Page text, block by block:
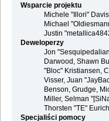
Wsparcie projektu
Michele "Illori"
Michael
Justin
Deweloperzy
Jon
Darwood, Shawn
"Bloc" Kristiansen,
Visser, Juan
Benson, Grudge,
Miller, Selman
Thorsten "TE"
Specjaliści pomocy